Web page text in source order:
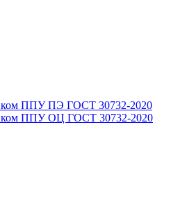
ППУ ПЭ ГОСТ 30732-2020
ППУ ОЦ ГОСТ 30732-2020